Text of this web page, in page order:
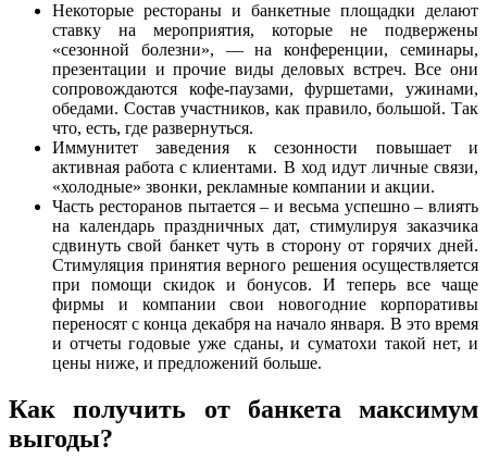
Некоторые рестораны и банкетные площадки делают
ставку на мероприятия, которые не подвержены
«сезонной болезни», — на конференции, семинары,
презентации и прочие виды деловых встреч. Все они
сопровождаются кофе-паузами, фуршетами, ужинами,
обедами. Состав участников, как правило, большой. Так
что, есть, где развернуться.
Иммунитет заведения к сезонности повышает и
активная работа с клиентами. В ход идут личные связи,
«холодные» звонки, рекламные компании и акции.
Часть ресторанов пытается – и весьма успешно – влиять
на календарь праздничных дат, стимулируя заказчика
сдвинуть свой банкет чуть в сторону от горячих дней.
Стимуляция принятия верного решения осуществляется
при помощи скидок и бонусов. И теперь все чаще
фирмы и компании свои новогодние корпоративы
переносят с конца декабря на начало января. В это время
и отчеты годовые уже сданы, и суматохи такой нет, и
цены ниже, и предложений больше.
Как получить от банкета максимум
выгоды?